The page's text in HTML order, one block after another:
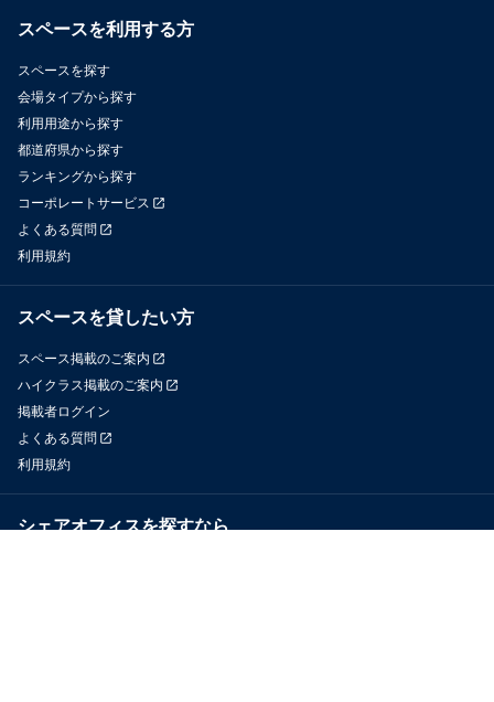
スペースを利用する方
スペースを探す
会場タイプから探す
利用用途から探す
都道府県から探す
ランキングから探す
コーポレートサービス
よくある質問
利用規約
スペースを貸したい方
スペース掲載のご案内
ハイクラス掲載のご案内
掲載者ログイン
よくある質問
利用規約
シェアオフィスを探すなら